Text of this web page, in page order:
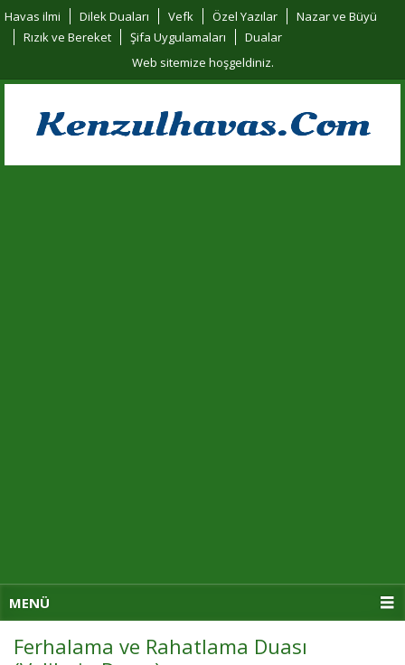
Havas ilmi Dilek Duaları Vefk Özel Yazılar
Nazar ve Büyü
Rızık ve Bereket
Şifa Uygulamaları
Dualar
Web sitemize hoşgeldiniz.
MENÜ
Ferhalama ve Rahatlama Duası